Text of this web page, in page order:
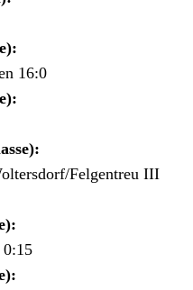
16:0
​Felgentreu III